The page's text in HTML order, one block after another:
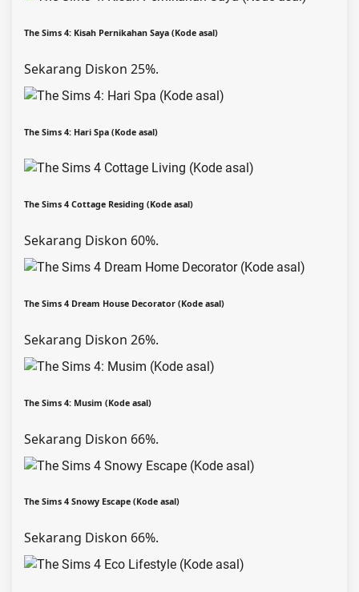
The Sims 4: Kisah Pernikahan Saya (Kode asal)
Sekarang Diskon 25%.
The Sims 4: Hari Spa (Kode asal)
The Sims 4 Cottage Residing (Kode asal)
Sekarang Diskon 60%.
The Sims 4 Dream House Decorator (Kode asal)
Sekarang Diskon 26%.
The Sims 4: Musim (Kode asal)
Sekarang Diskon 66%.
The Sims 4 Snowy Escape (Kode asal)
Sekarang Diskon 66%.